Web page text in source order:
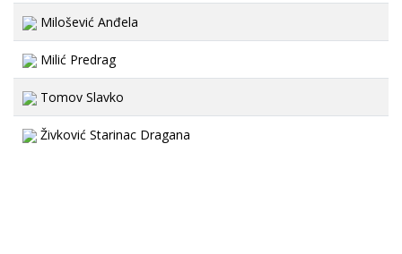
Milošević Anđela
Milić Predrag
Tomov Slavko
Živković Starinac Dragana